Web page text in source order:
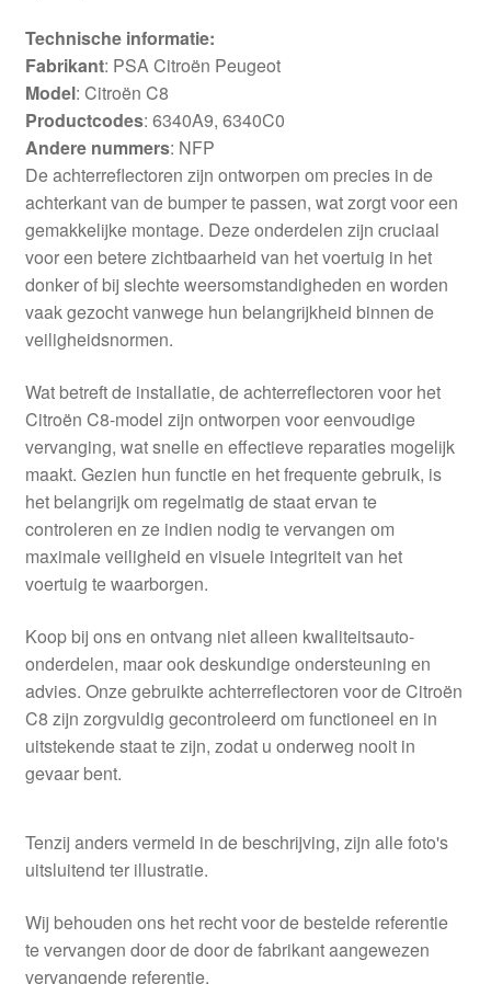
Technische informatie:
Fabrikant: PSA Citroën Peugeot
Model: Citroën C8
Productcodes: 6340A9, 6340C0
Andere nummers: NFP
De achterreflectoren zijn ontworpen om precies in de
achterkant van de bumper te passen, wat zorgt voor een
gemakkelijke montage. Deze onderdelen zijn cruciaal
voor een betere zichtbaarheid van het voertuig in het
donker of bij slechte weersomstandigheden en worden
vaak gezocht vanwege hun belangrijkheid binnen de
veiligheidsnormen.
Wat betreft de installatie, de achterreflectoren voor het
Citroën C8-model zijn ontworpen voor eenvoudige
vervanging, wat snelle en effectieve reparaties mogelijk
maakt. Gezien hun functie en het frequente gebruik, is
het belangrijk om regelmatig de staat ervan te
controleren en ze indien nodig te vervangen om
maximale veiligheid en visuele integriteit van het
voertuig te waarborgen.
Koop bij ons en ontvang niet alleen kwaliteitsauto-
onderdelen, maar ook deskundige ondersteuning en
advies. Onze gebruikte achterreflectoren voor de Citroën
C8 zijn zorgvuldig gecontroleerd om functioneel en in
uitstekende staat te zijn, zodat u onderweg nooit in
gevaar bent.
Tenzij anders vermeld in de beschrijving, zijn alle foto's
uitsluitend ter illustratie.
Wij behouden ons het recht voor de bestelde referentie
te vervangen door de door de fabrikant aangewezen
vervangende referentie.